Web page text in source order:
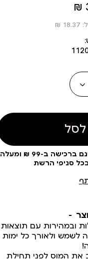
לסל
עלות משלוח 19 ₪ | משלוח חינם ברכישה ב-99 ₪ ומעלה
סניפי הרשת
ובמהירות עם תוצאות
לשמש ולאורך כל ימות
את המוס לפני תחילת